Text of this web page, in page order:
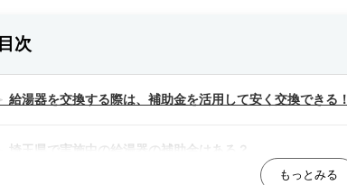
目次
給湯器を交換する際は、補助金を活用して安く交換できる！
埼玉県で実施中の給湯器の補助金はある？